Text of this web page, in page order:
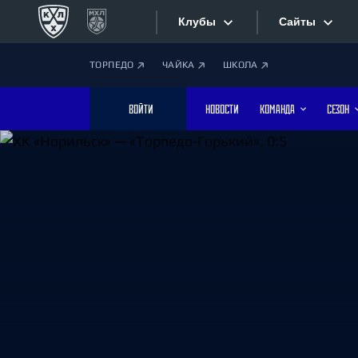
Клубы
Дивизион Боброва
Лада
Сайты
ТОРПЕДО ЧАЙКА ШКОЛА
ВОЙТИ НОВОСТИ КОМАНДА СЕЗОН